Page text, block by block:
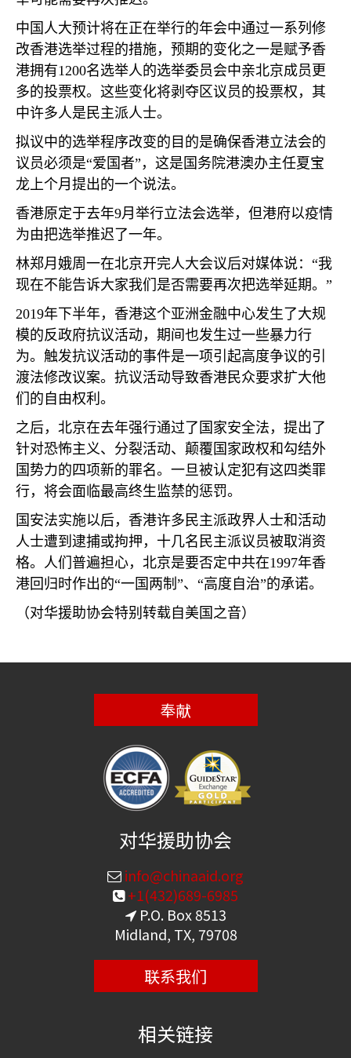
中国人大预计将在正在举行的年会中通过一系列修
改香港选举过程的措施，预期的变化之一是赋予香
港拥有1200名选举人的选举委员会中亲北京成员更
多的投票权。这些变化将剥夺区议员的投票权，其
中许多人是民主派人士。
拟议中的选举程序改变的目的是确保香港立法会的
议员必须是“爱国者”，这是国务院港澳办主任夏宝
龙上个月提出的一个说法。
香港原定于去年9月举行立法会选举，但港府以疫情
为由把选举推迟了一年。
林郑月娥周一在北京开完人大会议后对媒体说：“我
现在不能告诉大家我们是否需要再次把选举延期。”
2019年下半年，香港这个亚洲金融中心发生了大规
模的反政府抗议活动，期间也发生过一些暴力行
为。触发抗议活动的事件是一项引起高度争议的引
渡法修改议案。抗议活动导致香港民众要求扩大他
们的自由权利。
之后，北京在去年强行通过了国家安全法，提出了
针对恐怖主义、分裂活动、颠覆国家政权和勾结外
国势力的四项新的罪名。一旦被认定犯有这四类罪
行，将会面临最高终生监禁的惩罚。
国安法实施以后，香港许多民主派政界人士和活动
人士遭到逮捕或拘押，十几名民主派议员被取消资
格。人们普遍担心，北京是要否定中共在1997年香
港回归时作出的“一国两制”、“高度自治”的承诺。
（对华援助协会特别转载自美国之音）
奉献
对华援助协会
info@chinaaid.org
+1(432)689-6985
P.O. Box 8513
Midland, TX, 79708
联系我们
相关链接